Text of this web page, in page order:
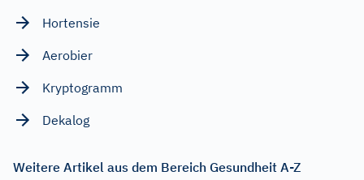
Hortensie
Aerobier
Kryptogramm
Dekalog
Weitere Artikel aus dem Bereich Gesundheit A-Z